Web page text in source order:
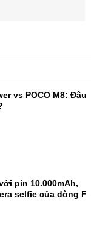
vs POCO M8: Đâu
pin 10.000mAh,
selfie của dòng F